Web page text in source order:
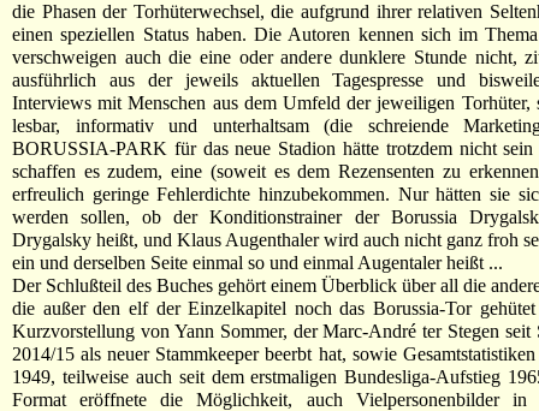
die Phasen der Torhüterwechsel, die aufgrund ihrer relativen
einen speziellen Status haben. Die Autoren kennen sich im
verschweigen auch die eine oder andere dunklere Stunde nicht,
ausführlich aus der jeweils aktuellen Tagespresse und
Interviews mit Menschen aus dem Umfeld der jeweiligen Torhüter,
lesbar, informativ und unterhaltsam (die schreiende
BORUSSIA-PARK für das neue Stadion hätte trotzdem nicht sein
schaffen es zudem, eine (soweit es dem Rezensenten zu
erfreulich geringe Fehlerdichte hinzubekommen. Nur hätten sie
werden sollen, ob der Konditionstrainer der Borussia
Drygalsky heißt, und Klaus Augenthaler wird auch nicht ganz froh
ein und derselben Seite einmal so und einmal Augentaler heißt ...
Der Schlußteil des Buches gehört einem Überblick über all die
die außer den elf der Einzelkapitel noch das Borussia-Tor
Kurzvorstellung von Yann Sommer, der Marc-André ter Stegen seit
2014/15 als neuer Stammkeeper beerbt hat, sowie
1949, teilweise auch seit dem erstmaligen Bundesliga-Aufstieg
Format eröffnete die Möglichkeit, auch Vielpersonenbilder in